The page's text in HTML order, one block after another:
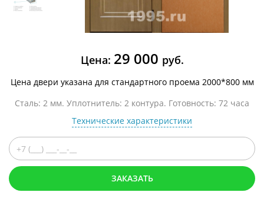
Цена: 29 000 руб.
Цена двери указана для стандартного проема 2000*800 мм
Сталь: 2 мм. Уплотнитель: 2 контура. Готовность: 72 часа
Технические характеристики
ЗАКАЗАТЬ